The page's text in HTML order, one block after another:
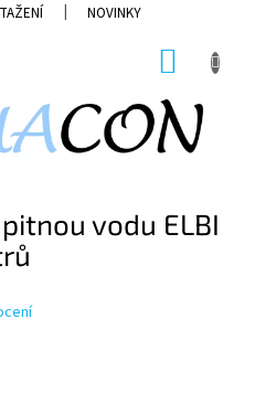
NOVINKY
vodu ELBI